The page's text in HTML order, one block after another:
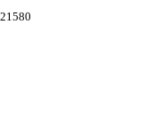
21580